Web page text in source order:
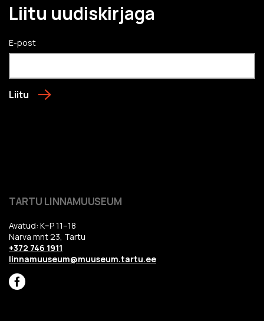
Liitu uudiskirjaga
E-post
Liitu
TARTU LINNAMUUSEUM
Avatud: K–P 11–18
Narva mnt 23, Tartu
+372 746 1911
linnamuuseum@muuseum.tartu.ee